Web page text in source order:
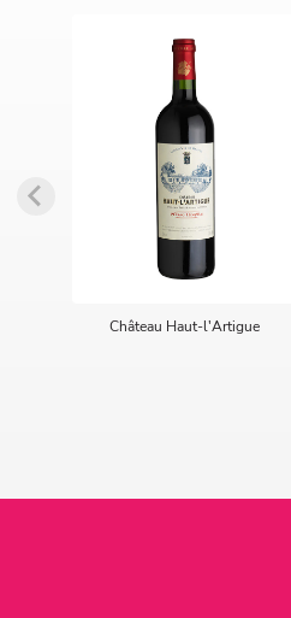
Château Haut-l'Artigue